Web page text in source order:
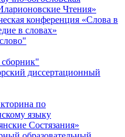
Чтения»
конференция «Cлова в
в словах»
диссертационный
по
языку
Состязания»